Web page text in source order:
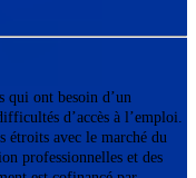
qui ont besoin d’un
d’accès à l’emploi.
étroits avec le marché du
professionnelles et des